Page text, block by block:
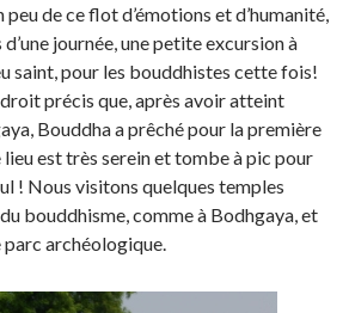
de ce flot d’émotions et d’humanité,
journée, une petite excursion à
saint, pour les bouddhistes cette fois!
précis que, après avoir atteint
Bouddha a prêché pour la première
lieu est très serein et tombe à pic pour
! Nous visitons quelques temples
bouddhisme, comme à Bodhgaya, et
parc archéologique.